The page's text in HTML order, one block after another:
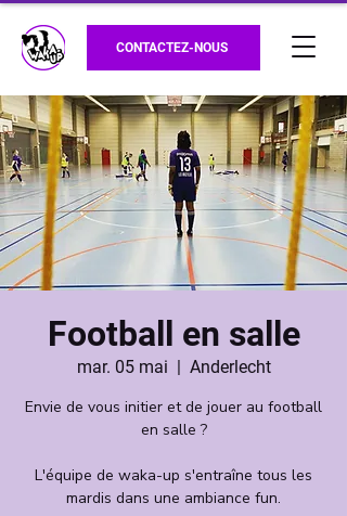
CONTACTEZ-NOUS
Football en salle
mar. 05 mai
  |
Anderlecht
Envie de vous initier et de jouer au football
en salle ?
L'équipe de waka-up s'entraîne tous les